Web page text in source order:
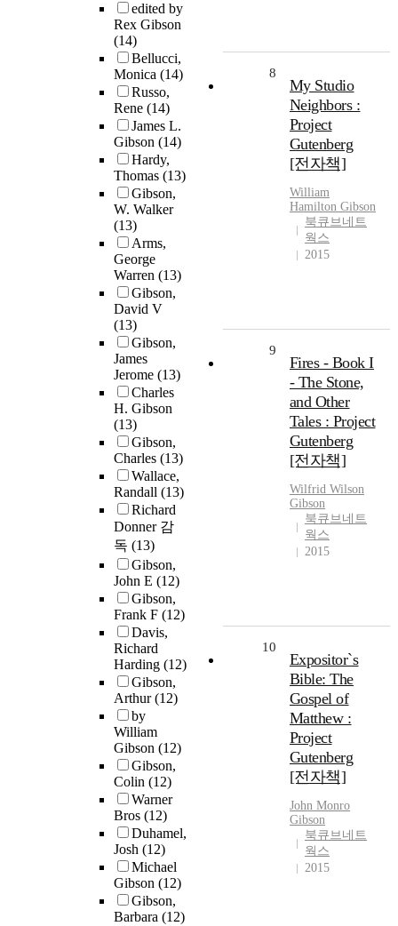
edited by
Rex Gibson
(14)
Bellucci,
Monica (14)
Russo,
Rene (14)
James L.
Gibson (14)
Hardy,
Thomas (13)
Gibson,
W. Walker
(13)
Arms,
George
Warren (13)
Gibson,
David V
(13)
Gibson,
James
Jerome (13)
Charles
H. Gibson
(13)
Gibson,
Charles (13)
Wallace,
Randall (13)
Richard
Donner 감
독 (13)
Gibson,
John E (12)
Gibson,
Frank F (12)
Davis,
Richard
Harding (12)
Gibson,
Arthur(12)
by
William
Gibson (12)
Gibson,
Colin (12)
Warner
Bros (12)
Duhamel,
Josh (12)
Michael
Gibson (12)
Gibson,
Barbara (12)
8
My Studio
Neighbors :
Project
Gutenberg
[전자책]
William
Hamilton Gibson
북큐브네트
웍스
2015
9
Fires - Book I
- The Stone,
and Other
Tales : Project
Gutenberg
[전자책]
Wilfrid Wilson
Gibson
북큐브네트
웍스
2015
10
Expositor`s
Bible: The
Gospel of
Matthew :
Project
Gutenberg
[전자책]
John Monro
Gibson
북큐브네트
웍스
2015